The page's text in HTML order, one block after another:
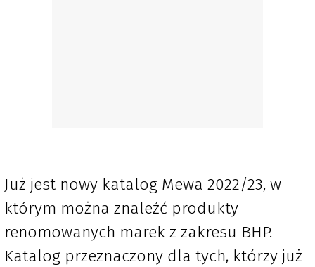
Już jest nowy katalog Mewa 2022/23, w
którym można znaleźć produkty
renomowanych marek z zakresu BHP.
Katalog przeznaczony dla tych, którzy już